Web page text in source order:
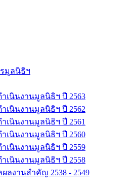
มูลนิธิฯ
เนินงานมูลนิธิฯ ปี 2563
เนินงานมูลนิธิฯ ปี 2562
เนินงานมูลนิธิฯ ปี 2561
เนินงานมูลนิธิฯ ปี 2560
เนินงานมูลนิธิฯ ปี 2559
เนินงานมูลนิธิฯ ปี 2558
ลงานสำคัญ 2538 - 2549